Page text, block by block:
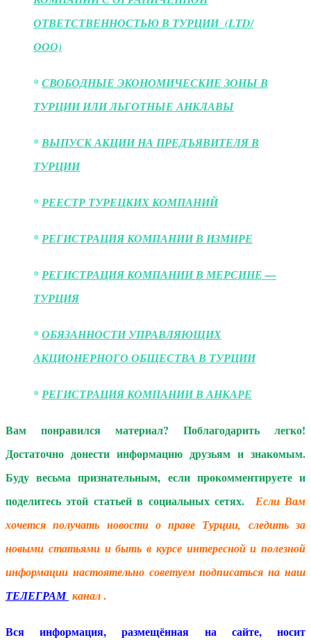
ОТВЕТСТВЕННОСТЬЮ В ТУРЦИИ (LTD/
ООО)
*СВОБОДНЫЕ ЭКОНОМИЧЕСКИЕ ЗОНЫ В
ТУРЦИИ ИЛИ ЛЬГОТНЫЕ АНКЛАВЫ
*ВЫПУСК АКЦИИ НА ПРЕДЪЯВИТЕЛЯ В
ТУРЦИИ
*РЕЕСТР ТУРЕЦКИХ КОМПАНИЙ
*РЕГИСТРАЦИЯ КОМПАНИИ В ИЗМИРЕ
*РЕГИСТРАЦИЯ КОМПАНИИ В МЕРСИНЕ —
ТУРЦИЯ
*ОБЯЗАННОСТИ УПРАВЛЯЮЩИХ
АКЦИОНЕРНОГО ОБЩЕСТВА В ТУРЦИИ
*РЕГИСТРАЦИЯ КОМПАНИИ В АНКАРЕ
Вам понравился материал? Поблагодарить легко!
Достаточно донести информацию друзьям и знакомым.
Буду весьма признательным, если прокомментируете и
поделитесь этой статьей в социальных сетях.
Если Вам
хочется получать новости о праве Турции, следить за
новыми статьями и быть в курсе интересной и полезной
информации настоятельно советуем подписаться на наш
ТЕЛЕГРАМ канал.
Вся информация, размещённая на сайте, носит